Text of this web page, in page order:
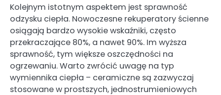
Kolejnym istotnym aspektem jest sprawność
odzysku ciepła. Nowoczesne rekuperatory ścienne
osiągają bardzo wysokie wskaźniki, często
przekraczające 80%, a nawet 90%. Im wyższa
sprawność, tym większe oszczędności na
ogrzewaniu. Warto zwrócić uwagę na typ
wymiennika ciepła – ceramiczne są zazwyczaj
stosowane w prostszych, jednostrumieniowych